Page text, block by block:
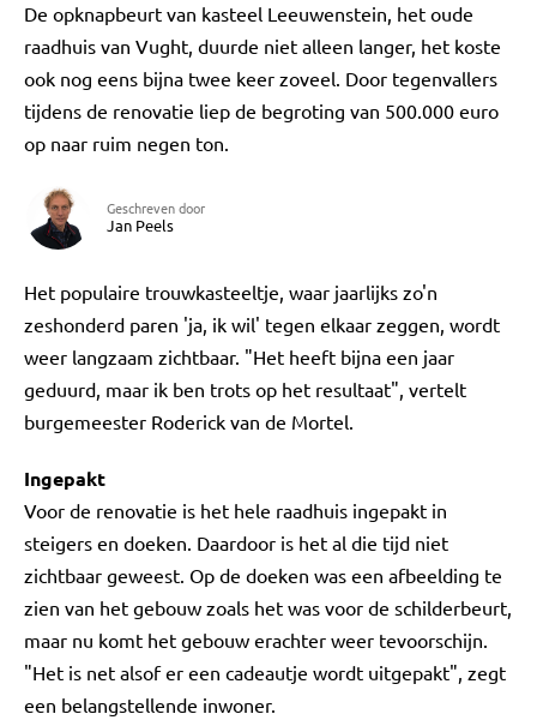
De opknapbeurt van kasteel Leeuwenstein, het oude
raadhuis van Vught, duurde niet alleen langer, het koste
ook nog eens bijna twee keer zoveel. Door tegenvallers
tijdens de renovatie liep de begroting van 500.000 euro
op naar ruim negen ton.
Geschreven door
Jan Peels
Het populaire trouwkasteeltje, waar jaarlijks zo'n
zeshonderd paren 'ja, ik wil' tegen elkaar zeggen, wordt
weer langzaam zichtbaar. "Het heeft bijna een jaar
geduurd, maar ik ben trots op het resultaat", vertelt
burgemeester Roderick van de Mortel.
Ingepakt
Voor de renovatie is het hele raadhuis ingepakt in
steigers en doeken. Daardoor is het al die tijd niet
zichtbaar geweest. Op de doeken was een afbeelding te
zien van het gebouw zoals het was voor de schilderbeurt,
maar nu komt het gebouw erachter weer tevoorschijn.
"Het is net alsof er een cadeautje wordt uitgepakt", zegt
een belangstellende inwoner.